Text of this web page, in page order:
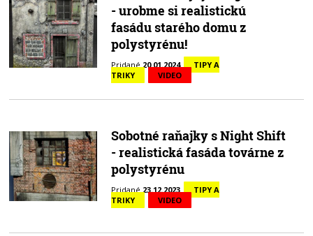
- urobme si realistickú
fasádu starého domu z
polystyrénu!
Pridané20.01.2024
TIPY A
TRIKY
VIDEO
Sobotné raňajky s Night Shift
- realistická fasáda továrne z
polystyrénu
Pridané23.12.2023
TIPY A
TRIKY
VIDEO